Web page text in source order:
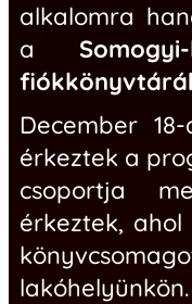
alkalomra
a
December
érkeztek a
csoportja
érkeztek,